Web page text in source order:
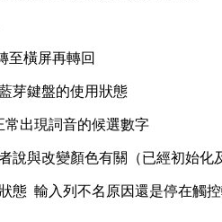
至橫屏再轉回
芽鍵盤的使用狀態
出現詞音的候選數字
說與改變顏色有關（已經初始化
態 輸入列不名原因還是停在觸